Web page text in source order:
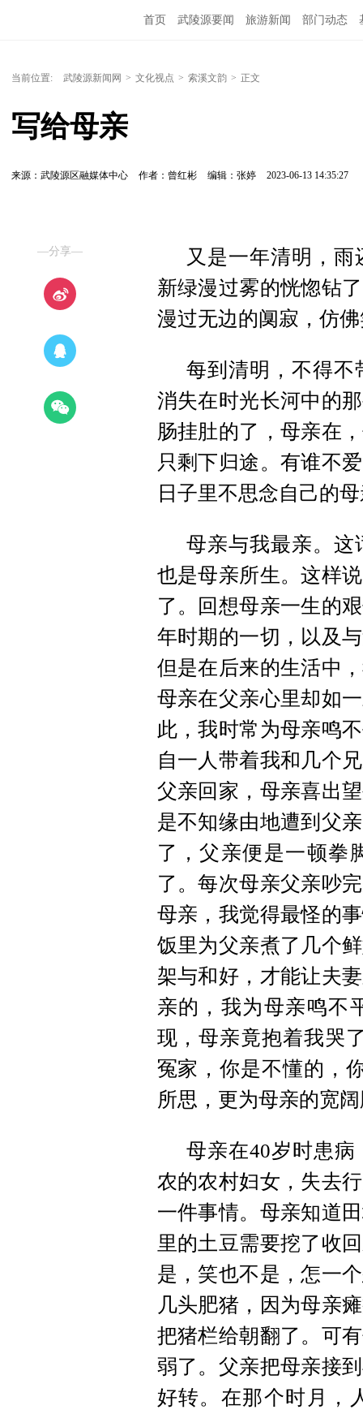
首页 武陵源要闻 旅游新闻 部门动态
当前位置: 武陵源新闻网 > 文化视点 > 索溪文韵 > 正文
写给母亲
来源：武陵源区融媒体中心 作者：曾红彬 编辑：张婷 2023-06-13 14:35:27
—分享—
又是一年清明，
新绿漫过雾的恍惚钻
漫过无边的阒寂，仿
每到清明，不得不
消失在时光长河中的
肠挂肚的了，母亲在
只剩下归途。有谁不
日子里不思念自己的
母亲与我最亲。这
也是母亲所生。这样
了。回想母亲一生的
年时期的一切，以及
但是在后来的生活中
母亲在父亲心里却如
此，我时常为母亲鸣
自一人带着我和几个
父亲回家，母亲喜出
是不知缘由地遭到父
了，父亲便是一顿拳
了。每次母亲父亲吵
母亲，我觉得最怪的
饭里为父亲煮了几个
架与和好，才能让夫
亲的，我为母亲鸣不
现，母亲竟抱着我哭
冤家，你是不懂的，
所思，更为母亲的宽
母亲在40岁时患
农的农村妇女，失去
一件事情。母亲知道
里的土豆需要挖了收
是，笑也不是，怎一
几头肥猪，因为母亲
把猪栏给朝翻了。可
弱了。父亲把母亲接
好转。在那个时月，